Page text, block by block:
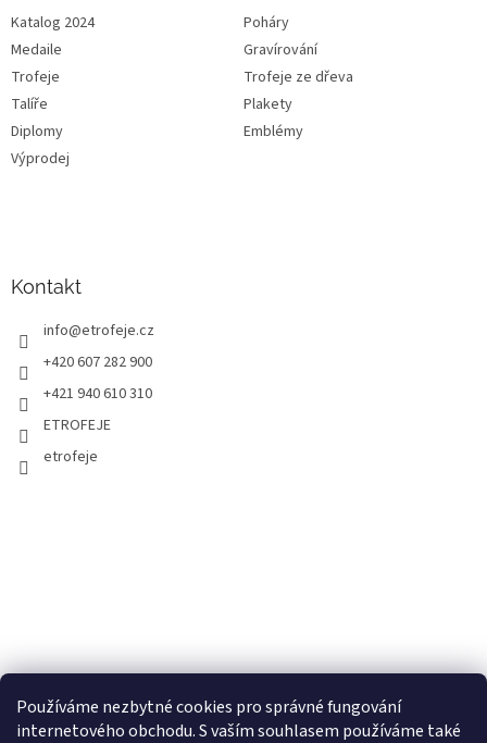
Používáme nezbytné cookies pro správné fungování
internetového obchodu. S vaším souhlasem používáme také
Katalog 2024
Poháry
Medaile
Gravírování
Trofeje
Trofeje ze dřeva
Talíře
Plakety
Diplomy
Emblémy
Výprodej
Kontakt
info@etrofeje.cz
+420 607 282 900
+421 940 610 310
ETROFEJE
etrofeje